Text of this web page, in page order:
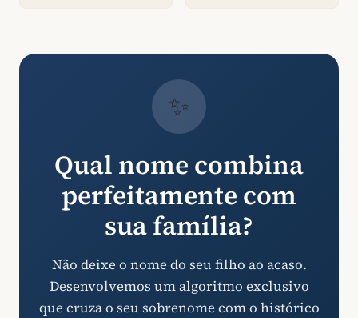
✨
Qual nome combina
perfeitamente com
sua família?
Não deixe o nome do seu filho ao acaso.
Desenvolvemos um algoritmo exclusivo
que cruza o seu sobrenome com o histórico